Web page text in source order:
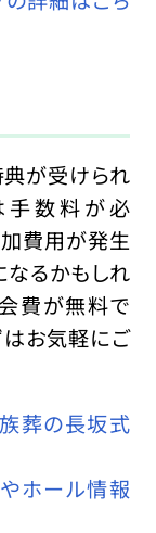
が受けられ
手数料が必
費用が発生
なるかもしれ
費が無料で
はお気軽にご
葬の長坂式
ホール情報